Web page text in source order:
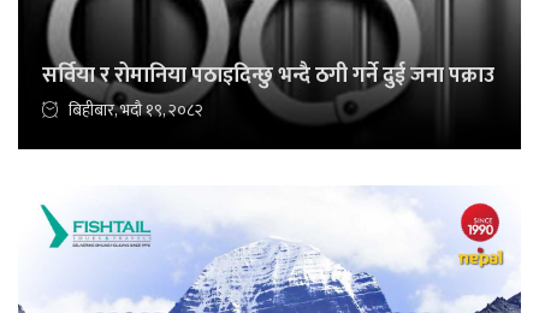
सर्विया र रोमानिया पठाइदिन्छु भन्दै ठगी गर्ने दुई जना पक्राउ
बिहीबार, भदौ १९, २०८२